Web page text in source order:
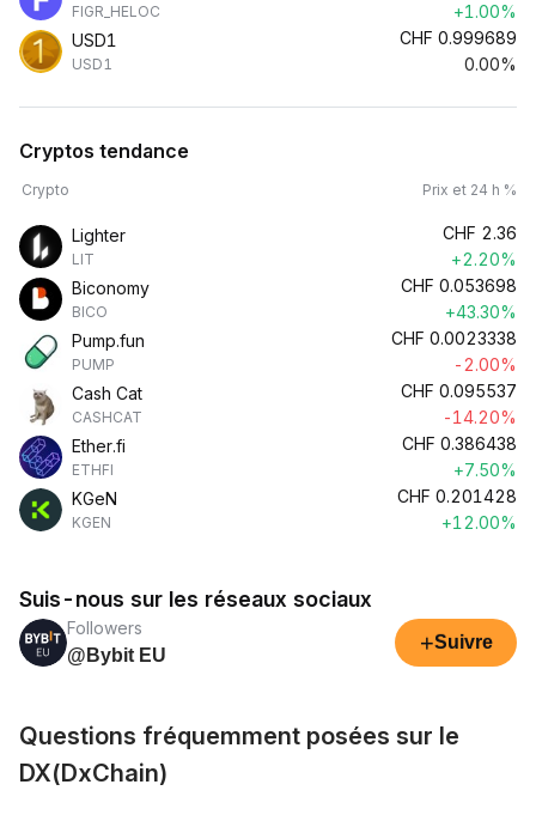
FIGR_HELOC
+1.00%
USD1
USD1
CHF 0.999689
0.00%
Cryptos tendance
Crypto Prix et 24 h %
Lighter
LIT
CHF 2.36
+2.20%
Biconomy
BICO
CHF 0.053698
+43.30%
Pump.fun
PUMP
CHF 0.0023338
-2.00%
Cash Cat
CASHCAT
CHF 0.095537
-14.20%
Ether.fi
ETHFI
CHF 0.386438
+7.50%
KGeN
KGEN
CHF 0.201428
+12.00%
Suis-nous sur les réseaux sociaux
Followers
@Bybit EU
+Suivre
Questions fréquemment posées sur le
DX(DxChain)